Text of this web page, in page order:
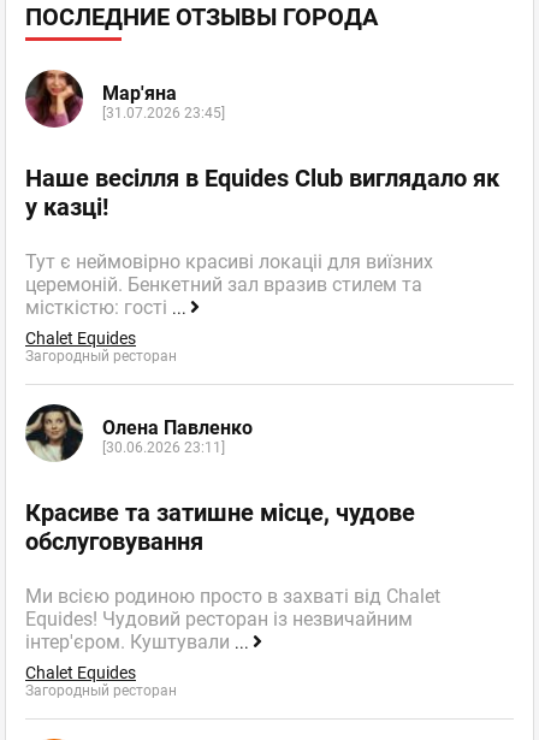
ПОСЛЕДНИЕ ОТЗЫВЫ ГОРОДА
Мар'яна
[31.07.2026 23:45]
Наше весілля в Equides Club виглядало як
у казці!
Тут є неймовірно красиві локаціі для виїзних
церемоній. Бенкетний зал вразив стилем та
місткістю: гості ...
Chalet Equides
Загородный ресторан
Олена Павленко
[30.06.2026 23:11]
Красиве та затишне місце, чудове
обслуговування
Ми всією родиною просто в захваті від Chalet
Equides! Чудовий ресторан із незвичайним
інтер'єром. Куштували ...
Chalet Equides
Загородный ресторан